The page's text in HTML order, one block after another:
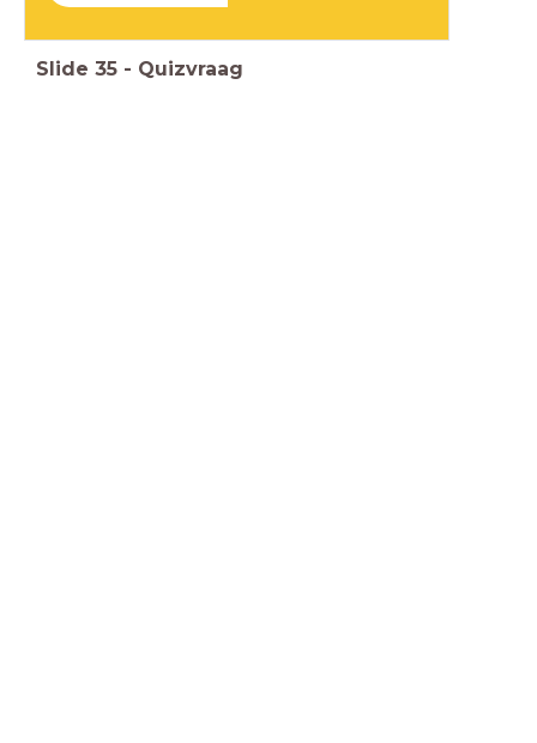
Slide 35 - Quizvraag